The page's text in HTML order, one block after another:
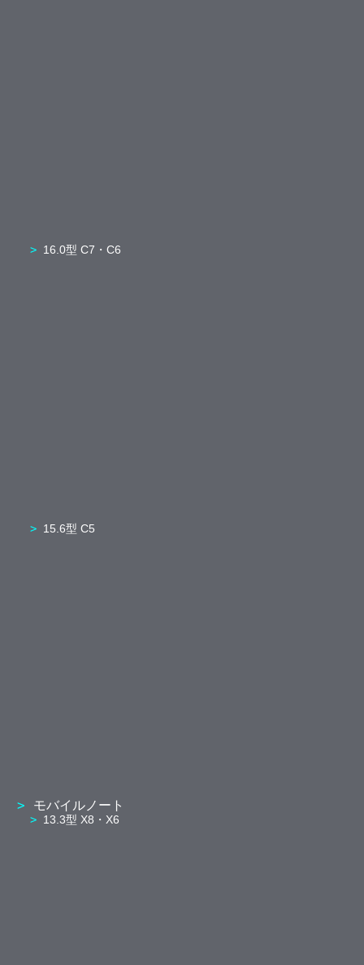
16.0型 C7・C6
15.6型 C5
モバイルノート
13.3型 X8・X6